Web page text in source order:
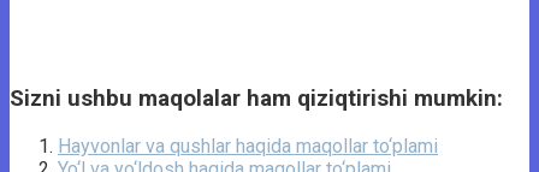
Sizni ushbu maqolalar ham qiziqtirishi mumkin:
Hayvonlar va qushlar haqida maqollar to‘plami